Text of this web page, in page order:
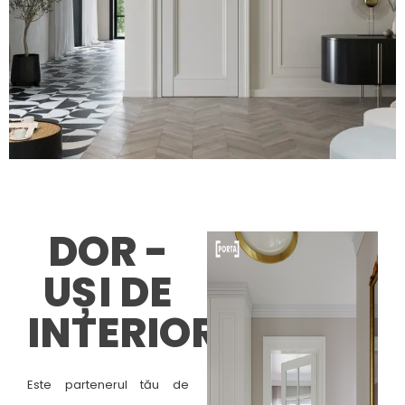
DOR -
UȘI DE
INTERIOR
Este partenerul tău de